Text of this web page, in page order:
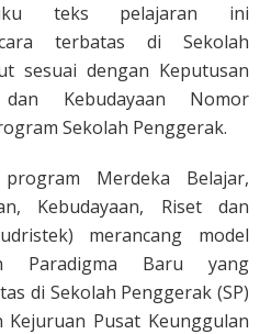
teks pelajaran ini
terbatas di Sekolah
sesuai dengan Keputusan
Kebudayaan Nomor
Sekolah Penggerak.
Merdeka Belajar,
Kebudayaan, Riset dan
merancang model
Paradigma Baru yang
di Sekolah Penggerak (SP)
Kejuruan Pusat Keunggulan